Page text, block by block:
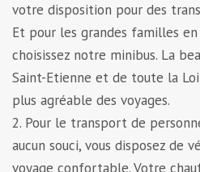
votre disposition pour des
Et pour les grandes familles en
choisissez notre minibus. La
Saint-Etienne et de toute la
plus agréable des voyages.
2. Pour le transport de
aucun souci, vous disposez de
voyage confortable. Votre